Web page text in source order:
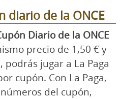
diario de la ONCE
Diario de la ONCE
precio de 1,50 € y
jugar a La Paga
cupón. Con La Paga,
del cupón,